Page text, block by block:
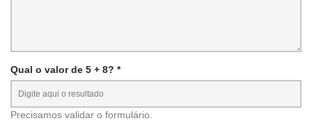
Qual o valor de 5 + 8? *
Precisamos validar o formulário.